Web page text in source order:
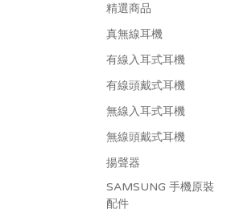
精選商品
真無線耳機
有線入耳式耳機
有線頭戴式耳機
無線入耳式耳機
無線頭戴式耳機
揚聲器
SAMSUNG 手機原裝
配件